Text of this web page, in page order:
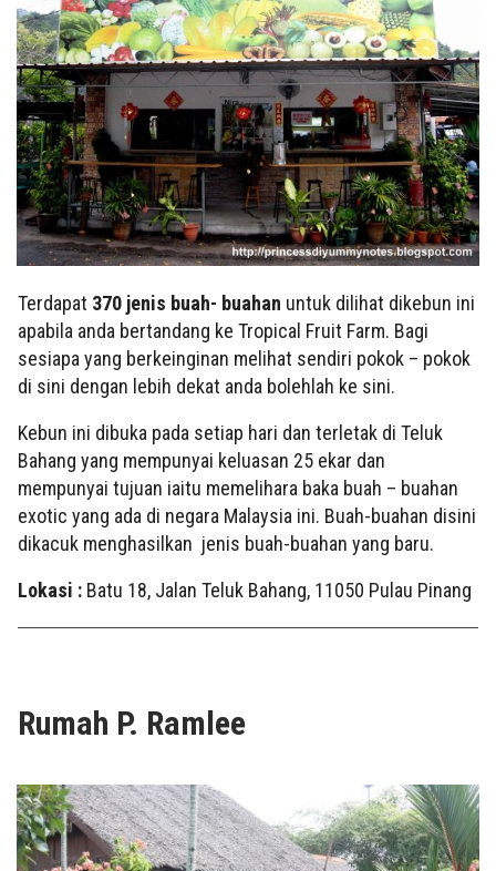
Terdapat 370 jenis buah- buahan untuk dilihat dikebun ini
apabila anda bertandang ke Tropical Fruit Farm. Bagi
sesiapa yang berkeinginan melihat sendiri pokok – pokok
di sini dengan lebih dekat anda bolehlah ke sini.
Kebun ini dibuka pada setiap hari dan terletak di Teluk
Bahang yang mempunyai keluasan 25 ekar dan
mempunyai tujuan iaitu memelihara baka buah – buahan
exotic yang ada di negara Malaysia ini. Buah-buahan disini
dikacuk menghasilkan jenis buah-buahan yang baru.
Lokasi : Batu 18, Jalan Teluk Bahang, 11050 Pulau Pinang
Rumah P. Ramlee